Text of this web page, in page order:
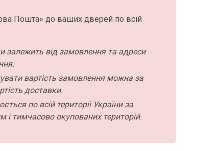
Пошта» до ваших дверей по всій
залежить від замовлення та адреси
вартість замовлення можна за
доставки.
по всій території України за
і тимчасово окупованих територій.